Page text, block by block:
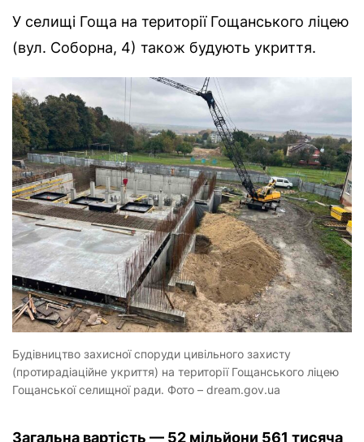
У селищі Гоща на території Гощанського ліцею
(вул. Соборна, 4) також будують укриття.
Будівництво захисної споруди цивільного захисту
(протирадіаційне укриття) на території Гощанського ліцею
Гощанської селищної ради. Фото – dream.gov.ua
Загальна вартість — 52 мільйони 561 тисяча